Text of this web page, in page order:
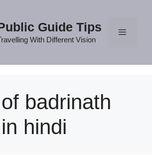
Guide Tips
With Different Vision
badrinath
hindi